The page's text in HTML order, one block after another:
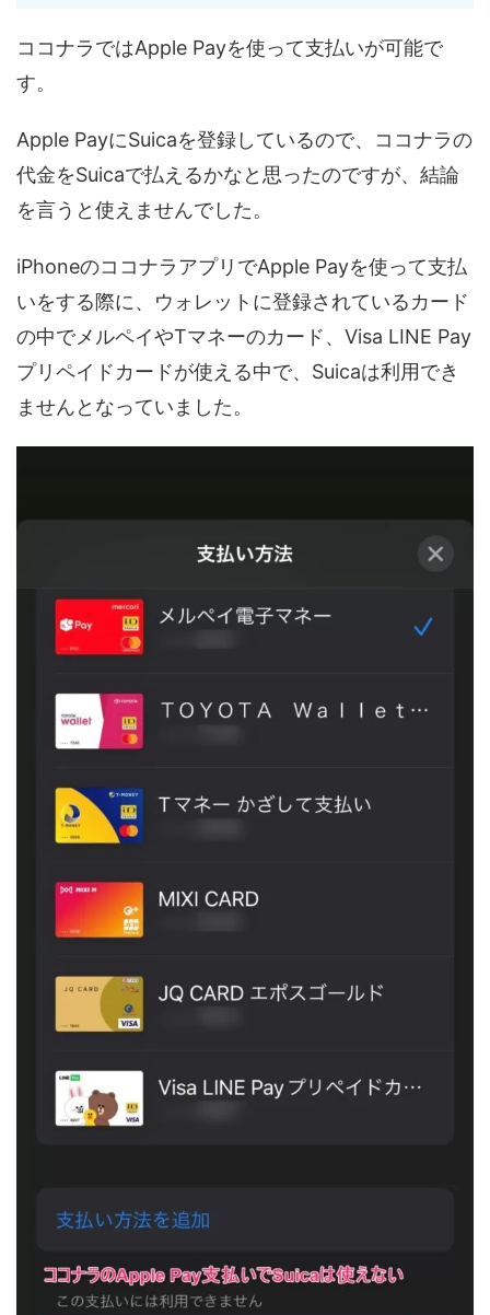
ココナラではApple Payを使って支払いが可能で
す。
Apple PayにSuicaを登録しているので、ココナラの
代金をSuicaで払えるかなと思ったのですが、結論
を言うと使えませんでした。
iPhoneのココナラアプリでApple Payを使って支払
いをする際に、ウォレットに登録されているカード
の中でメルペイやTマネーのカード、Visa LINE Pay
プリペイドカードが使える中で、Suicaは利用でき
ませんとなっていました。